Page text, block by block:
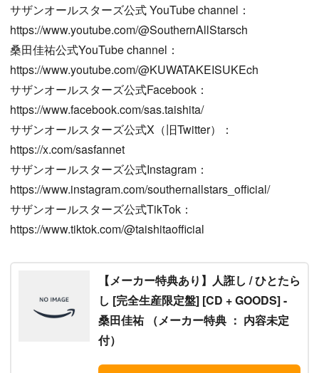
サザンオールスターズ公式 YouTube channel：
https://www.youtube.com/@SouthernAllStarsch
桑田佳祐公式YouTube channel：
https://www.youtube.com/@KUWATAKEISUKEch
サザンオールスターズ公式Facebook：
https://www.facebook.com/sas.taishita/
サザンオールスターズ公式X（旧Twitter）：
https://x.com/sasfannet
サザンオールスターズ公式Instagram：
https://www.instagram.com/southernallstars_official/
サザンオールスターズ公式TikTok：
https://www.tiktok.com/@taishitaofficial
【メーカー特典あり】人誑し / ひとたら
し [完全生産限定盤] [CD + GOODS] -
桑田佳祐 （メーカー特典 ： 内容未定
付）